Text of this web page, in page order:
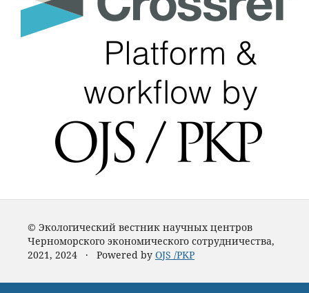
© Экологический вестник научных центров
Черноморского экономического сотрудничества,
2021, 2024 · Powered by OJS /PKP